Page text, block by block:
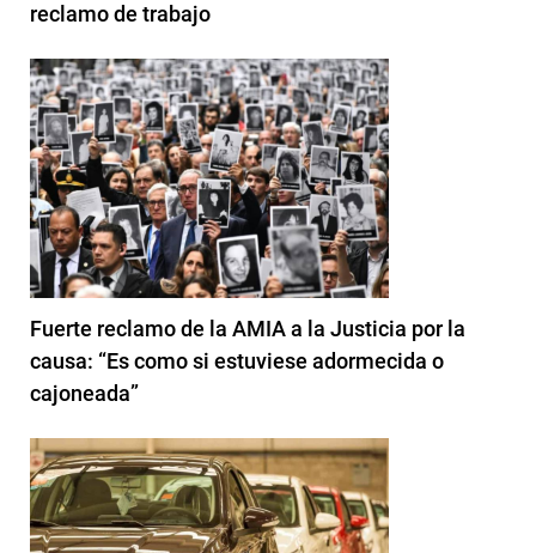
reclamo de trabajo
Fuerte reclamo de la AMIA a la Justicia por la
causa: “Es como si estuviese adormecida o
cajoneada”